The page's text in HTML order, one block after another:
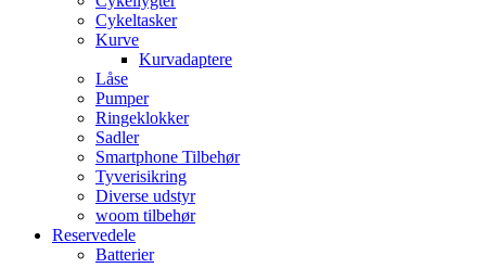
Cykeltasker
Kurve
Kurvadaptere
Låse
Pumper
Ringeklokker
Sadler
Smartphone Tilbehør
Tyverisikring
Diverse udstyr
woom tilbehør
Reservedele
Batterier